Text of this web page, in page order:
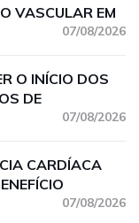
VASCULAR EM
07/08/2026
O INÍCIO DOS
DE
07/08/2026
CARDÍACA
07/08/2026